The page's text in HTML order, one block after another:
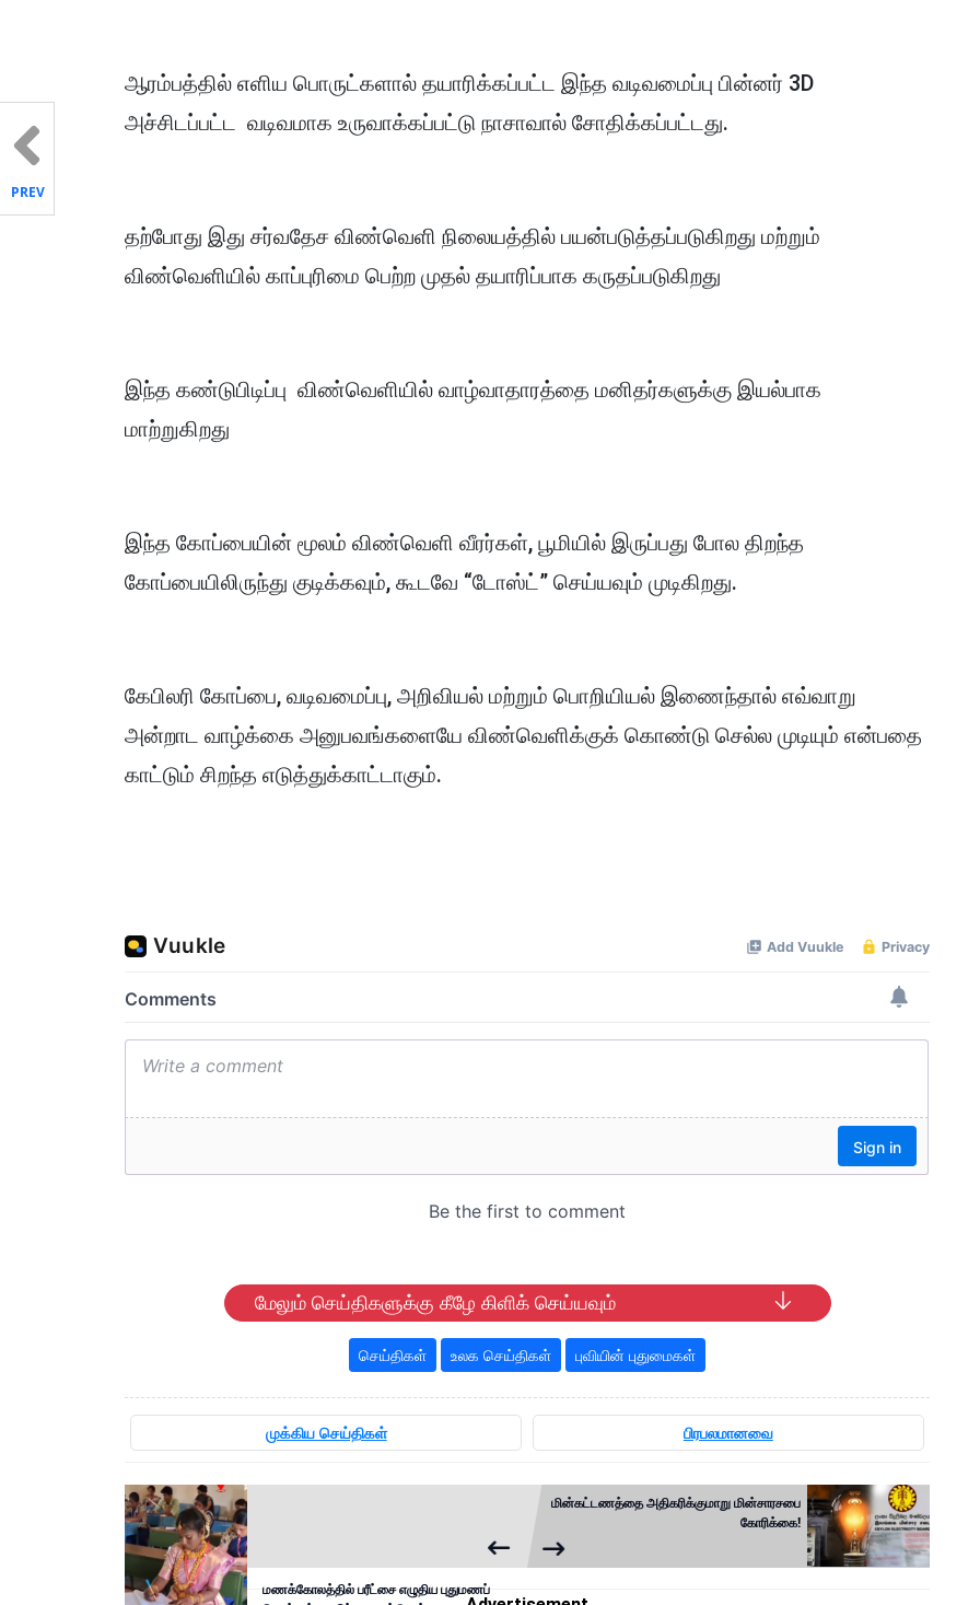
ஆரம்பத்தில் எளிய பொருட்களால் தயாரிக்கப்பட்ட இந்த வடிவமைப்பு பின்னர் 3D
அச்சிடப்பட்ட வடிவமாக உருவாக்கப்பட்டு நாசாவால் சோதிக்கப்பட்டது.
தற்போது இது சர்வதேச விண்வெளி நிலையத்தில் பயன்படுத்தப்படுகிறது மற்றும்
விண்வெளியில் காப்புரிமை பெற்ற முதல் தயாரிப்பாக கருதப்படுகிறது
இந்த கண்டுபிடிப்பு விண்வெளியில் வாழ்வாதாரத்தை மனிதர்களுக்கு இயல்பாக
மாற்றுகிறது
இந்த கோப்பையின் மூலம் விண்வெளி வீரர்கள், பூமியில் இருப்பது போல திறந்த
கோப்பையிலிருந்து குடிக்கவும், கூடவே “டோஸ்ட்” செய்யவும் முடிகிறது.
கேபிலரி கோப்பை, வடிவமைப்பு, அறிவியல் மற்றும் பொறியியல் இணைந்தால் எவ்வாறு
அன்றாட வாழ்க்கை அனுபவங்களையே விண்வெளிக்குக் கொண்டு செல்ல முடியும் என்பதை
காட்டும் சிறந்த எடுத்துக்காட்டாகும்.
மேலும் செய்திகளுக்கு கீழே கிளிக் செய்யவும்
செய்திகள் உலக செய்திகள் புவியின் புதுமைகள்
முக்கிய செய்திகள் பிரபலமானவை
மணக்கோலத்தில் பரீட்சை எழுதிய புதுமணப்
மின்கட்டணத்தை அதிகரிக்குமாறு மின்சாரசபை
கோரிக்கை!
PREV